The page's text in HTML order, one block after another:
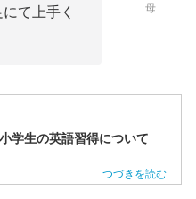
て上手く
母
学生の英語習得について